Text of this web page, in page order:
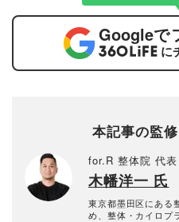
Googleで
に
本記事の監
for.R 整体院 代表
木幡洋一 氏
東京都墨田区にある
め、整体・カイロプ